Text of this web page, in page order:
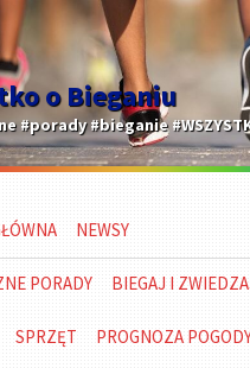
o Bieganiu
#porady #bieganie
NEWSY
PORADY BIEGAJ I
SPRZĘT PROGNOZA